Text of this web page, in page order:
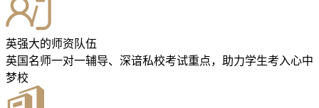
英强大的师资队伍
英国名师一对一辅导、深谙私校考试重点，助力学生考入心中
梦校